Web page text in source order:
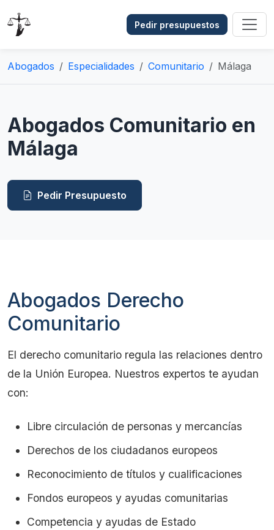
Pedir presupuestos
Abogados Especialidades Comunitario Málaga
Abogados Comunitario en
Málaga
Pedir Presupuesto
Abogados Derecho
Comunitario
El derecho comunitario regula las relaciones dentro
de la Unión Europea. Nuestros expertos te ayudan
con:
Libre circulación de personas y mercancías
Derechos de los ciudadanos europeos
Reconocimiento de títulos y cualificaciones
Fondos europeos y ayudas comunitarias
Competencia y ayudas de Estado